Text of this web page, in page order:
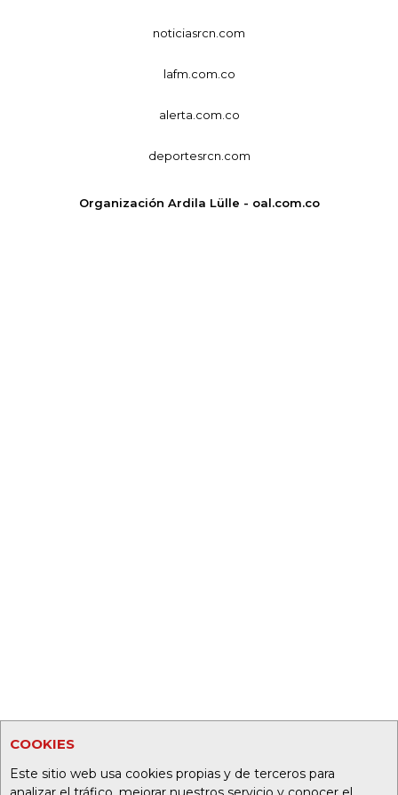
COOKIES
Este sitio web usa cookies propias y de terceros para
noticiasrcn.com
lafm.com.co
alerta.com.co
deportesrcn.com
Organización Ardila Lülle - oal.com.co